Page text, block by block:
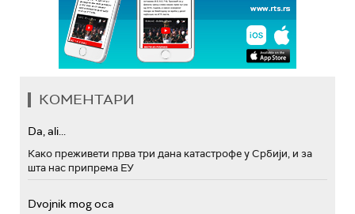
КОМЕНТАРИ
Da, ali...
Како преживети прва три дана катастрофе у Србији, и за
шта нас припрема ЕУ
Dvojnik mog oca